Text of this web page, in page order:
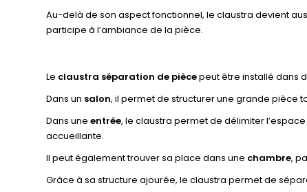
Au-delà de son aspect fonctionnel, le claustra devient
participe à l’ambiance de la pièce.
Le claustra séparation de piècepeut être installé dans
Dans un salon, il permet de structurer une grande pièce
Dans uneentrée, le claustra permet de délimiter
accueillante.
Il peut également trouver sa place dans une chambre,
Grâce à sa structure ajourée, le claustra permet de